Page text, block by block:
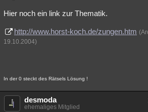
Hier noch ein link zur Thematik.
http://www.horst-koch.de/zungen.htm
19.10.2004)
In der 0 steckt des Rätsels Lösung !
desmoda
ehemaliges Mitglied